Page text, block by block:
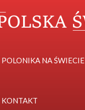
POLONIKA NA ŚWIECIE
KONTAKT